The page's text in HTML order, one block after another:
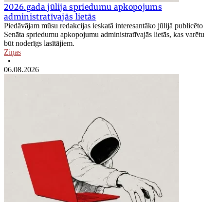
2026.gada jūlija spriedumu apkopojums
administratīvajās lietās
Piedāvājam mūsu redakcijas ieskatā interesantāko jūlijā publicēto
Senāta spriedumu apkopojumu administratīvajās lietās, kas varētu
būt noderīgs lasītājiem.
Ziņas
•
06.08.2026